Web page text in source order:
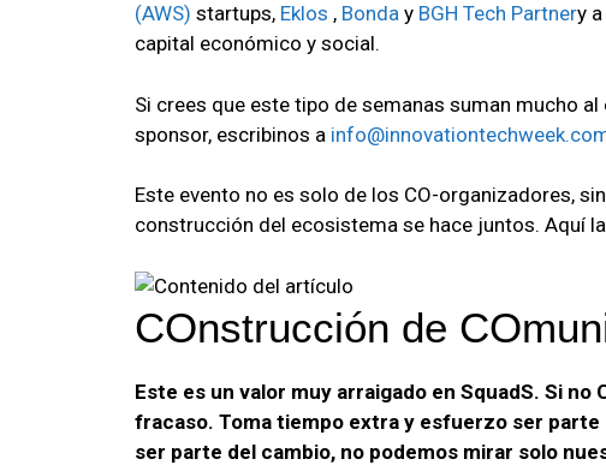
(AWS) startups, Eklos , Bonda y BGH Tech Partnery
capital económico y social.
Si crees que este tipo de semanas suman mucho
sponsor, escribinos a
Este evento no es solo de los CO-organizadores,
construcción del ecosistema se hace juntos. Aquí
COnstrucción de
Este es un valor muy arraigado en SquadS. Si
fracaso. Toma tiempo extra y esfuerzo ser
ser parte del cambio, no podemos mirar solo